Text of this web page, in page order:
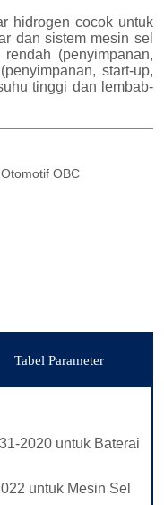
OBC
Tabel Parameter